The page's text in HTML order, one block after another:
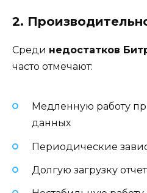
2.
Среди недостатков
часто отмечают:
Медленную работу
данных
Периодические
Долгую загрузку